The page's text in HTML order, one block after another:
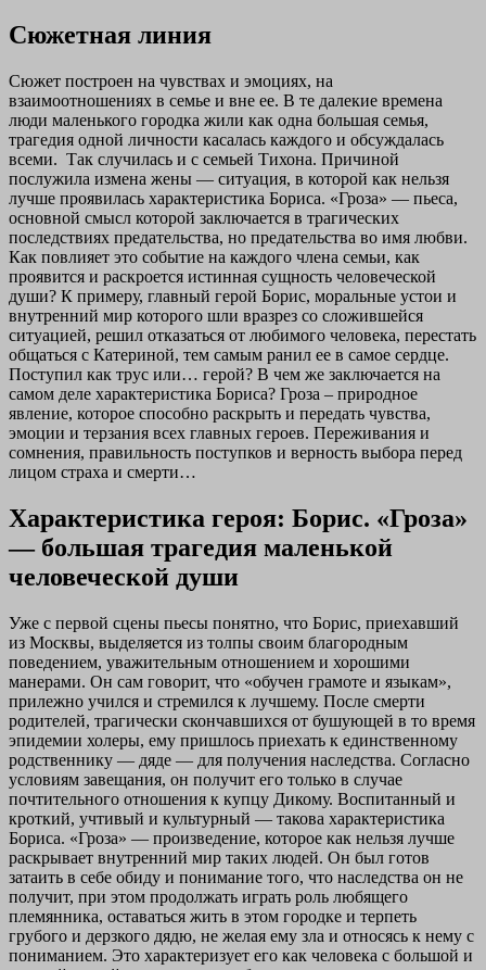
Сюжетная линия
Сюжет построен на чувствах и эмоциях, на
взаимоотношениях в семье и вне ее. В те далекие времена
люди маленького городка жили как одна большая семья,
трагедия одной личности касалась каждого и обсуждалась
всеми. Так случилась и с семьей Тихона. Причиной
послужила измена жены — ситуация, в которой как нельзя
лучше проявилась характеристика Бориса. «Гроза» — пьеса,
основной смысл которой заключается в трагических
последствиях предательства, но предательства во имя любви.
Как повлияет это событие на каждого члена семьи, как
проявится и раскроется истинная сущность человеческой
души? К примеру, главный герой Борис, моральные устои и
внутренний мир которого шли вразрез со сложившейся
ситуацией, решил отказаться от любимого человека, перестать
общаться с Катериной, тем самым ранил ее в самое сердце.
Поступил как трус или… герой? В чем же заключается на
самом деле характеристика Бориса? Гроза – природное
явление, которое способно раскрыть и передать чувства,
эмоции и терзания всех главных героев. Переживания и
сомнения, правильность поступков и верность выбора перед
лицом страха и смерти…
Характеристика героя: Борис. «Гроза»
— большая трагедия маленькой
человеческой души
Уже с первой сцены пьесы понятно, что Борис, приехавший
из Москвы, выделяется из толпы своим благородным
поведением, уважительным отношением и хорошими
манерами. Он сам говорит, что «обучен грамоте и языкам»,
прилежно учился и стремился к лучшему. После смерти
родителей, трагически скончавшихся от бушующей в то время
эпидемии холеры, ему пришлось приехать к единственному
родственнику — дяде — для получения наследства. Согласно
условиям завещания, он получит его только в случае
почтительного отношения к купцу Дикому. Воспитанный и
кроткий, учтивый и культурный — такова характеристика
Бориса. «Гроза» — произведение, которое как нельзя лучше
раскрывает внутренний мир таких людей. Он был готов
затаить в себе обиду и понимание того, что наследства он не
получит, при этом продолжать играть роль любящего
племянника, оставаться жить в этом городке и терпеть
грубого и дерзкого дядю, не желая ему зла и относясь к нему с
пониманием. Это характеризует его как человека с большой и